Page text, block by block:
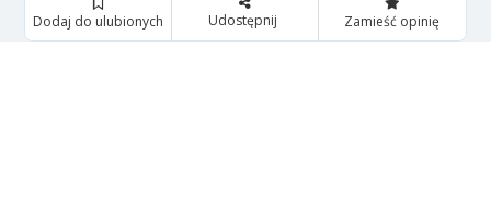
Dodaj do ulubionych Udostępnij Zamieść opinię